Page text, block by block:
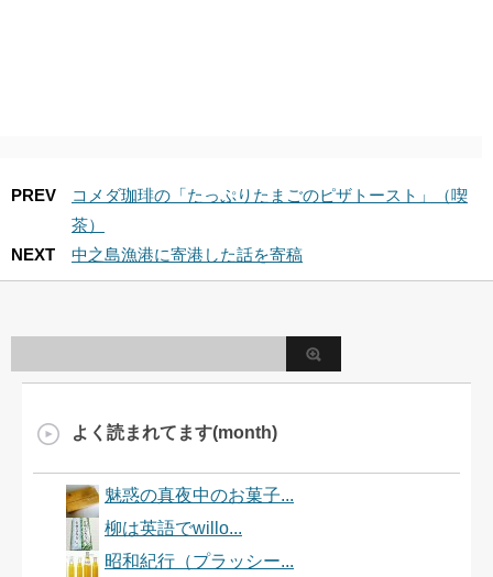
PREV
コメダ珈琲の「たっぷりたまごのピザトースト」（喫
茶）
NEXT
中之島漁港に寄港した話を寄稿
よく読まれてます(month)
魅惑の真夜中のお菓子...
柳は英語でwillo...
昭和紀行（プラッシー...